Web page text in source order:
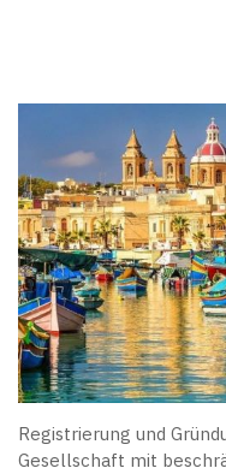
Registrierung und
Gesellschaft mit